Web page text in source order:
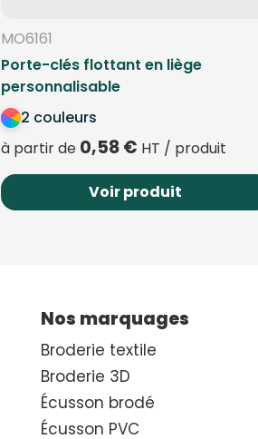
MO6161
Porte-clés flottant en liège
personnalisable
2 couleurs
à partir de 0,58€ HT / produit
Voir produit
Nos marquages
Broderie textile
Broderie 3D
Écusson brodé
Écusson PVC